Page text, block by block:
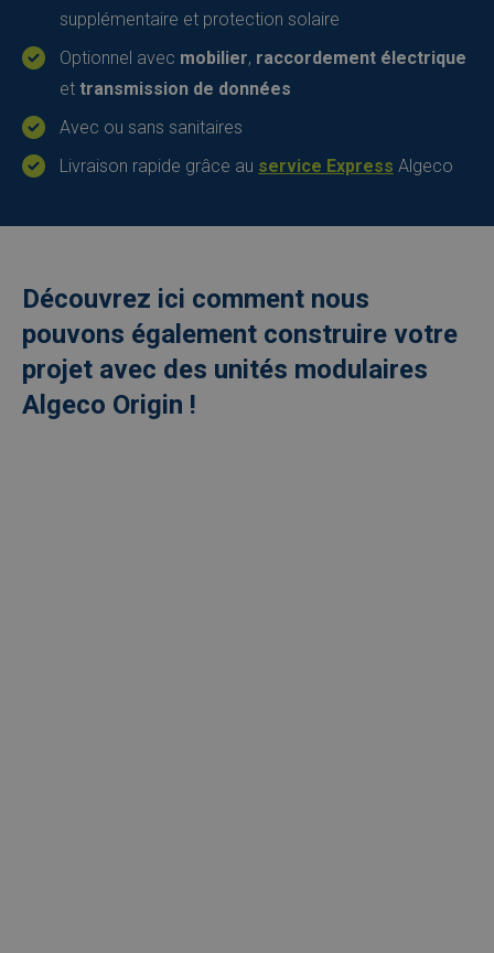
supplémentaire et protection solaire
Optionnel avec mobilier, raccordement électrique
et transmission de données
Avec ou sans sanitaires
Livraison rapide grâce au service Express Algeco
Découvrez ici comment nous
pouvons également construire votre
projet avec des unités modulaires
Algeco Origin !